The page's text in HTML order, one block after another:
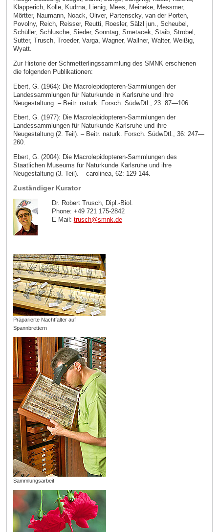
Klapperich, Kolle, Kudrna, Lienig, Mees, Meineke, Messmer,
Mörtter, Naumann, Noack, Oliver, Partenscky, van der Porten,
Povolny, Reich, Reisser, Reutti, Roesler, Sälzl jun., Scheubel,
Schüller, Schlusche, Sieder, Sonntag, Smetacek, Staib, Strobel,
Sutter, Trusch, Troeder, Varga, Wagner, Wallner, Walter, Weißig,
Wyatt.
Zur Historie der Schmetterlingssammlung des SMNK erschienen
die folgenden Publikationen:
Ebert, G. (1964): Die Macrolepidopteren-Sammlungen der
Landessammlungen für Naturkunde in Karlsruhe und ihre
Neugestaltung. – Beitr. naturk. Forsch. SüdwDtl., 23. 87—106.
Ebert, G. (1977): Die Macrolepidopteren-Sammlungen der
Landessammlungen für Naturkunde Karlsruhe und ihre
Neugestaltung (2. Teil). – Beitr. naturk. Forsch. SüdwDtl., 36: 247—
260.
Ebert, G. (2004): Die Macrolepidopteren-Sammlungen des
Staatlichen Museums für Naturkunde Karlsruhe und ihre
Neugestaltung (3. Teil). – carolinea, 62: 129-144.
Zuständiger Kurator
Dr. Robert Trusch, Dipl.-Biol.
Phone: +49 721 175-2842
E-Mail: trusch@smnk de
Präparierte Nachtfalter auf
Spannbrettern
Sammlungsarbeit